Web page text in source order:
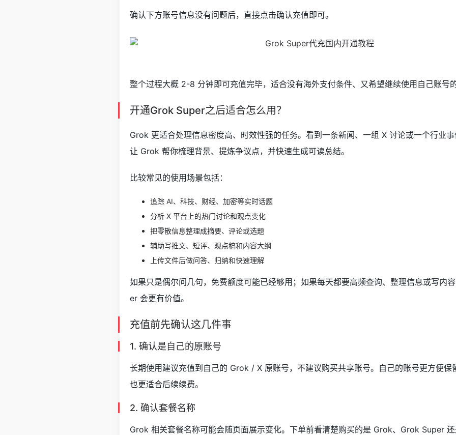
确认下方账号信息没有问题后，直接点击确认充值即可。
整个过程大概 2-8 分钟即可充值完毕，适合没有海外支付条件、又希望继续使用自己账号的
开通Grok Super之后适合怎么用？
Grok 更适合处理信息密度高、时效性强的任务。看到一条新闻、一组 X 讨论或一个行业
让 Grok 帮你梳理背景、提炼争议点，并快速生成可读总结。
比较常见的使用场景包括：
追踪 AI、科技、财经、加密等实时话题
分析 X 平台上的热门讨论和观点变化
把零散信息整理成摘要、评论或选题
辅助写推文、短评、观点稿和内容大纲
上传文件后做问答、归纳和快速理解
如果只是偶尔问几句，免费额度可能已经够用；如果每天都要高频查询、整理信息或写内
er 会更有价值。
充值前先确认这几件事
1. 确认是自己的原账号
长期使用建议充值到自己的 Grok / X 原账号，不建议购买共享账号。自己的账号更方便保
也更适合后续续费。
2. 确认套餐名称
Grok 相关套餐名称可能会随页面展示变化。下单前看清楚购买的是 Grok、Grok Super